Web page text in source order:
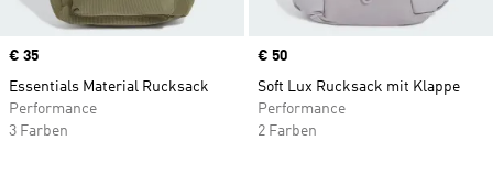
Price
€ 35
Essentials Material Rucksack
Performance
3 Farben
Price
€ 50
Soft Lux Rucksack mit Klappe
Performance
2 Farben